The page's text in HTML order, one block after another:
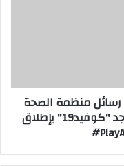
رسائل منظمة الصحة
العالمية ضد فيروس كورونا المستجد "كوفيد19" بإطلاق